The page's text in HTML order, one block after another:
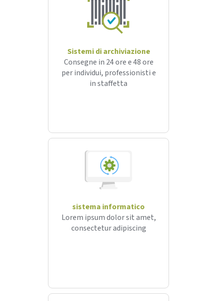
Sistemi di archiviazione
Consegne in 24 ore e 48 ore
per individui, professionisti e
in staffetta
sistema informatico
Lorem ipsum dolor sit amet,
consectetur adipiscing